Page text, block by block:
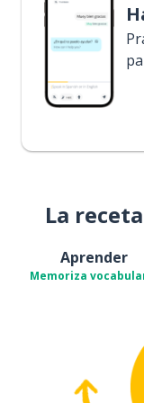
La
Aprender
Memoriza